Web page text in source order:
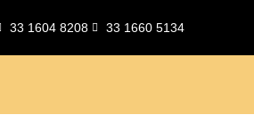
33 1604 8208 33 1660 5134